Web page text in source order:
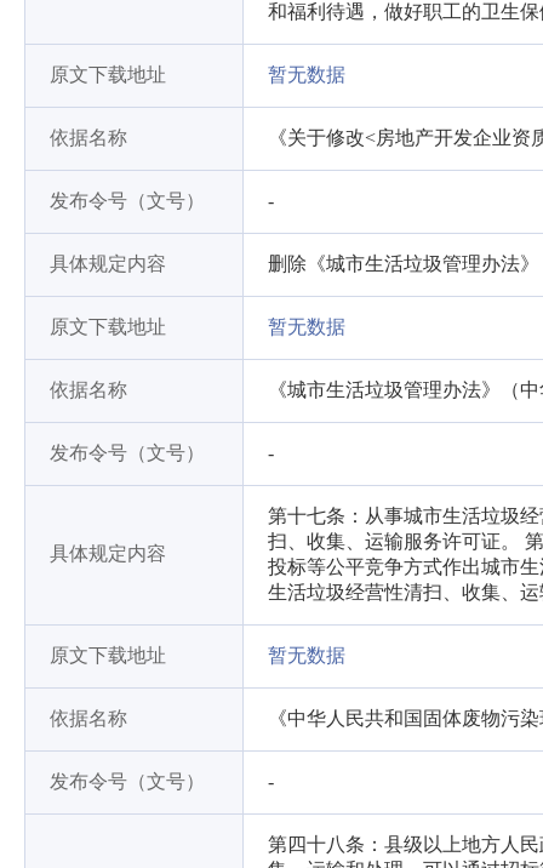
和福利待遇，做好职工的卫生
原文下载地址 暂无数据
依据名称 《关于修改<房地产开发企业
发布令号（文号） -
具体规定内容 删除《城市生活垃圾管理办法
原文下载地址 暂无数据
依据名称 《城市生活垃圾管理办法》（
发布令号（文号） -
具体规定内容
第十七条：从事城市生活垃圾
扫、收集、运输服务许可证。
投标等公平竞争方式作出城市
生活垃圾经营性清扫、收集、
原文下载地址 暂无数据
依据名称 《中华人民共和国固体废物污
发布令号（文号） -
第四十八条：县级以上地方人